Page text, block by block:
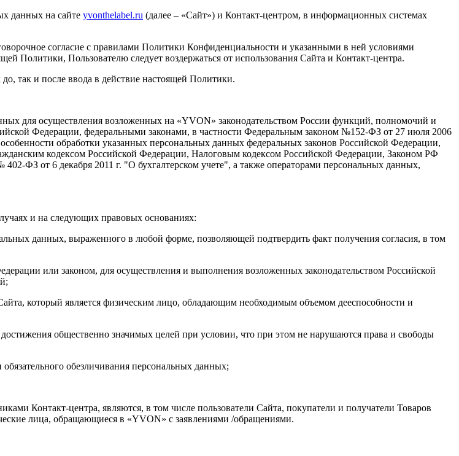
данных на сайте yvonthelabel.ru (далее – «Сайт») и Контакт-центром, в информационных системах
согласие с правилами Политики Конфиденциальности и указанными в ней условиями
Политики, Пользователю следует воздержаться от использования Сайта и Контакт-центра.
так и после ввода в действие настоящей Политики.
для осуществления возложенных на «YVON» законодательством России функций, полномочий и
Федерации, федеральными законами, в частности Федеральным законом №152-ФЗ от 27 июля 2006
обработки указанных персональных данных федеральных законов Российской Федерации,
кодексом Российской Федерации, Налоговым кодексом Российской Федерации, Законом РФ
ФЗ от 6 декабря 2011 г. "О бухгалтерском учете", а также операторами персональных данных,
и на следующих правовых основаниях:
данных, выраженного в любой форме, позволяющей подтвердить факт получения согласия, в том
или законом, для осуществления и выполнения возложенных законодательством Российской
который является физическим лицо, обладающим необходимым объемом дееспособности и
общественно значимых целей при условии, что при этом не нарушаются права и свободы
обезличивания персональных данных;
Контакт-центра, являются, в том числе пользователи Сайта, покупатели и получатели Товаров
лица, обращающиеся в «YVON» с заявлениями /обращениями.